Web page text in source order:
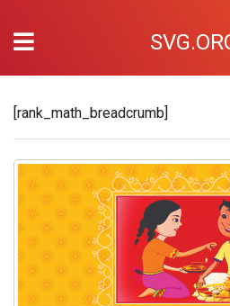
[rank_math_breadcrumb]